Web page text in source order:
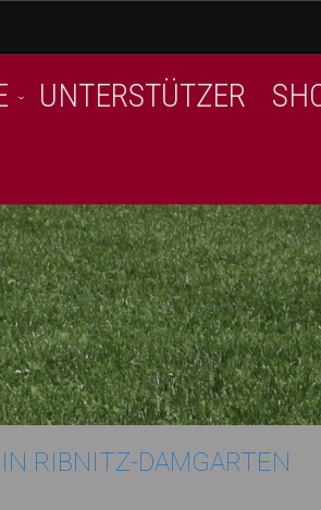
UNTERSTÜTZER
RIBNITZ-DAMGARTEN